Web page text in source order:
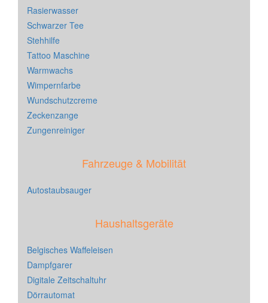
Rasierwasser
Schwarzer Tee
Stehhilfe
Tattoo Maschine
Warmwachs
Wimpernfarbe
Wundschutzcreme
Zeckenzange
Zungenreiniger
Fahrzeuge & Mobilität
Autostaubsauger
Haushaltsgeräte
Belgisches Waffeleisen
Dampfgarer
Digitale Zeitschaltuhr
Dörrautomat